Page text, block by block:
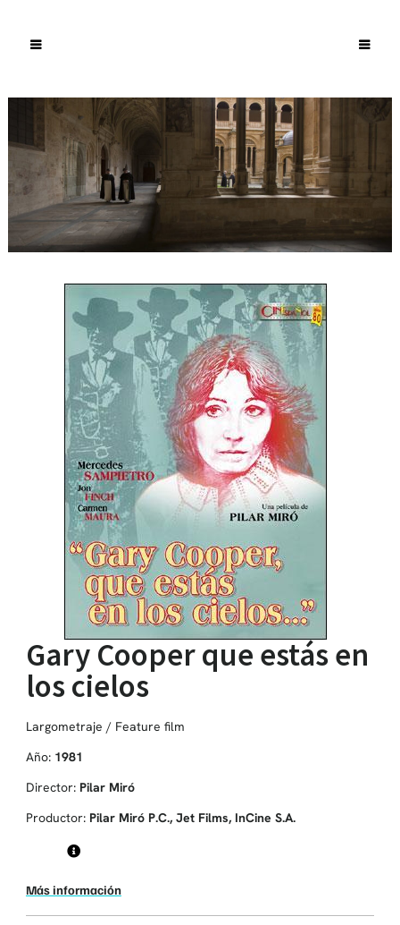
Gary Cooper que estás en
los cielos
Largometraje / Feature film
Año: 1981
Director: Pilar Miró
Productor: Pilar Miró P.C., Jet Films, InCine S.A.
Más información